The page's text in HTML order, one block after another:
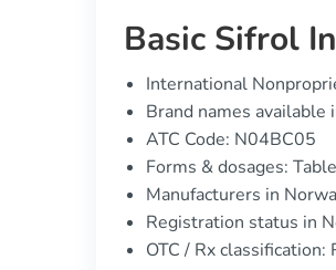
Basic Sifrol
International
Brand names available
ATC Code: N04BC05
Forms & dosages:
Manufacturers in
Registration status in
OTC / Rx